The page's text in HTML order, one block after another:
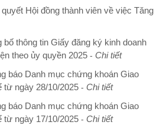
Hội đồng thành viên về việc Tăng
bố thông tin Giấy đăng ký kinh doanh
theo ủy quyền 2025 - Chi tiết
báo Danh mục chứng khoán Giao
từ ngày 28/10/2025 - Chi tiết
báo Danh mục chứng khoán Giao
từ ngày 17/10/2025 - Chi tiết